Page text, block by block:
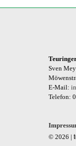
Sven
E-Mail:
Telefon:
© 2026 |